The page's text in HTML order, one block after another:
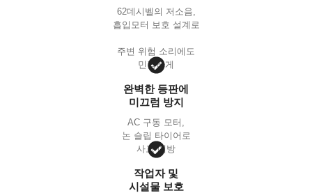
62데시벨의 저소음,
흡입모터 보호 설계로
주변 위험 소리에도
민감하게
완벽한 등판에
미끄럼 방지
AC 구동 모터,
논 슬립 타이어로
사고 예방
작업자 및
시설물 보호